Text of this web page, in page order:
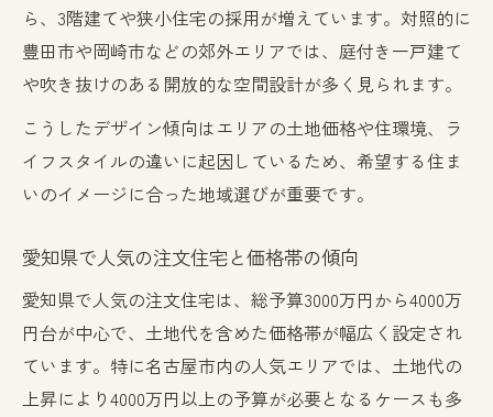
ら、3階建てや狭小住宅の採用が増えています。対照的に
豊田市や岡崎市などの郊外エリアでは、庭付き一戸建て
や吹き抜けのある開放的な空間設計が多く見られます。
こうしたデザイン傾向はエリアの土地価格や住環境、ラ
イフスタイルの違いに起因しているため、希望する住ま
いのイメージに合った地域選びが重要です。
愛知県で人気の注文住宅と価格帯の傾向
愛知県で人気の注文住宅は、総予算3000万円から4000万
円台が中心で、土地代を含めた価格帯が幅広く設定され
ています。特に名古屋市内の人気エリアでは、土地代の
上昇により4000万円以上の予算が必要となるケースも多